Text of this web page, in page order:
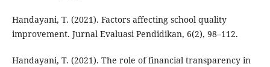
Handayani, T. (2021). Factors affecting school quality
improvement. Jurnal Evaluasi Pendidikan, 6(2), 98–112.
Handayani, T. (2021). The role of financial transparency in